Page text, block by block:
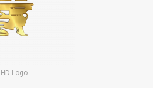
Logo